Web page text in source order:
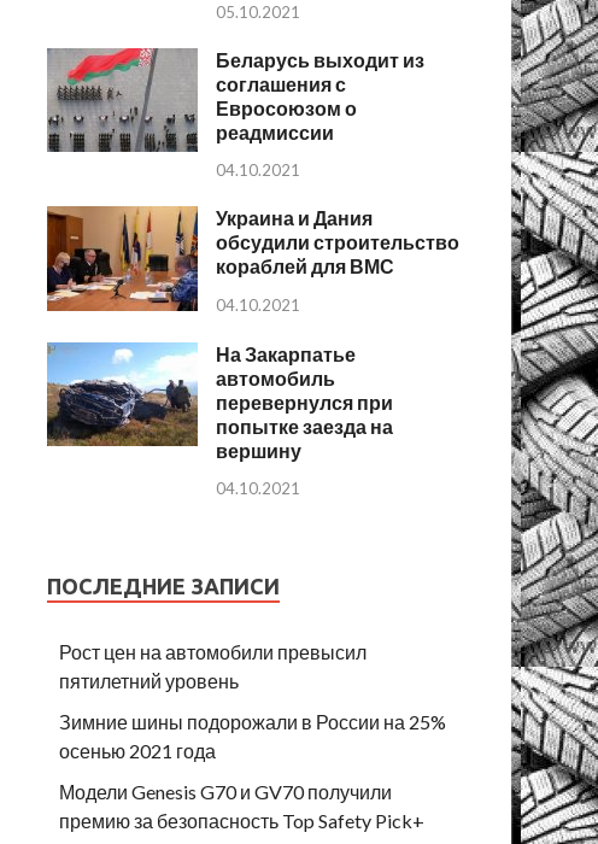
05.10.2021
Беларусь выходит из
соглашения с
Евросоюзом о
реадмиссии
04.10.2021
Украина и Дания
обсудили строительство
кораблей для ВМС
04.10.2021
На Закарпатье
автомобиль
перевернулся при
попытке заезда на
вершину
04.10.2021
ПОСЛЕДНИЕ ЗАПИСИ
Рост цен на автомобили превысил
пятилетний уровень
Зимние шины подорожали в России на 25%
осенью 2021 года
Модели Genesis G70 и GV70 получили
премию за безопасность Top Safety Pick+